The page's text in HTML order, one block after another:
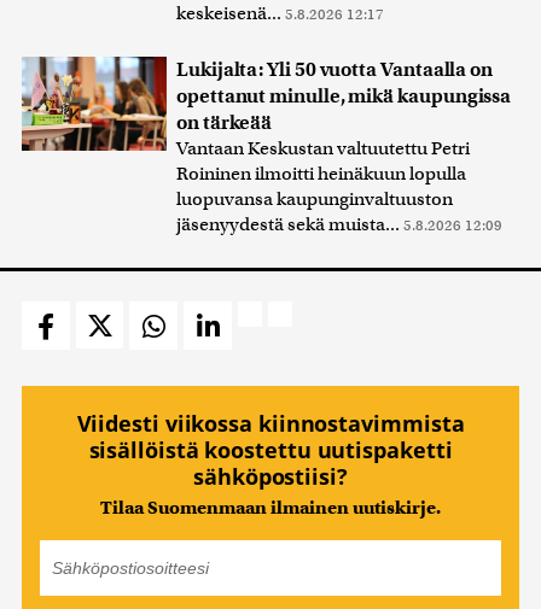
keskeisenä... 5.8.2026 12:17
Lukijalta: Yli 50 vuotta Vantaalla on
opettanut minulle, mikä kaupungissa
on tärkeää
Vantaan Keskustan valtuutettu Petri
Roininen ilmoitti heinäkuun lopulla
luopuvansa kaupunginvaltuuston
jäsenyydestä sekä muista... 5.8.2026 12:09
Viidesti viikossa kiinnostavimmista
sisällöistä koostettu uutispaketti
sähköpostiisi?
Tilaa Suomenmaan ilmainen uutiskirje.